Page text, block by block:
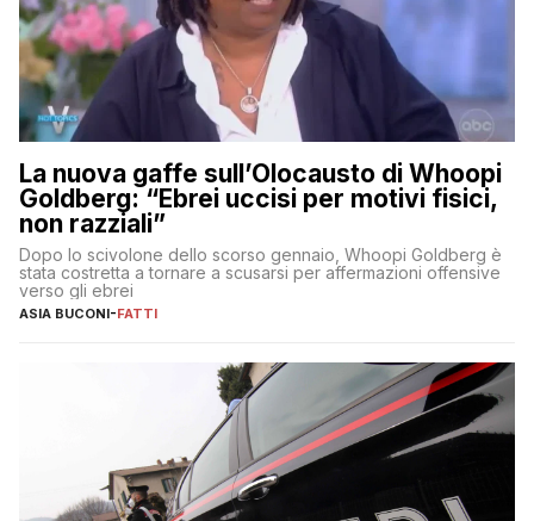
La nuova gaffe sull’Olocausto di Whoopi
Goldberg: “Ebrei uccisi per motivi fisici,
non razziali”
Dopo lo scivolone dello scorso gennaio, Whoopi Goldberg è
stata costretta a tornare a scusarsi per affermazioni offensive
verso gli ebrei
ASIA BUCONI-FATTI